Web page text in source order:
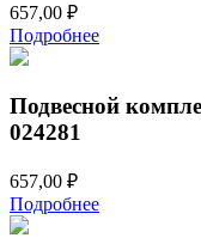
657,00 ₽
Подробнее
Подвесной
024281
657,00 ₽
Подробнее